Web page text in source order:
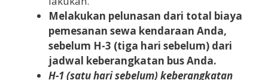
Melakukan pelunasan dari total biaya
pemesanan sewa kendaraan Anda,
sebelum H-3 (tiga hari sebelum) dari
jadwal keberangkatan bus Anda.
H-1 (satu hari sebelum) keberangkatan